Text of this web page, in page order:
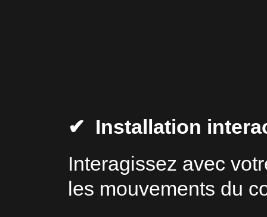
✔ Installation
Interagissez avec
les mouvements du